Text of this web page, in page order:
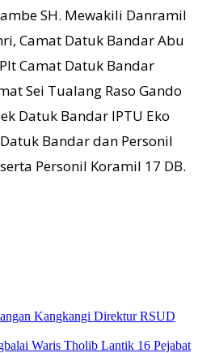
SH. Mewakili Danramil
Camat Datuk Bandar Abu
Camat Datuk Bandar
Sei Tualang Raso Gando
Datuk Bandar IPTU Eko
Bandar dan Personil
Personil Koramil 17 DB.
Kangkangi Direktur RSUD
Waris Tholib Lantik 16 Pejabat